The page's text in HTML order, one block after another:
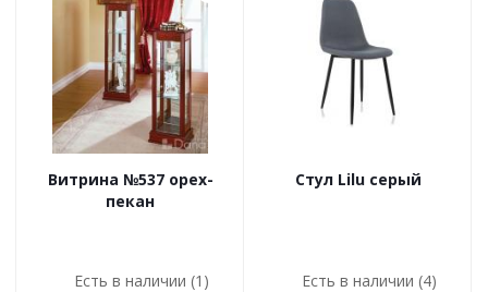
Витрина №537 орех-
пекан
Есть в наличии (1)
Стул Lilu серый
Есть в наличии (4)